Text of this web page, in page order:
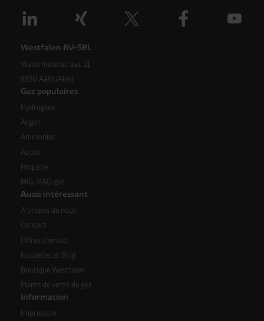
Westfalen BV-SRL
Watermolenstraat 11
9320 Aalst/Alost
Gaz populaires
Hydrogène
Argon
Ammoniac
Azote
Propane
MIG MAG gaz
Aussi intéressant
A propos de nous
Contact
Offres d'emploi
Nouvelles et Blog
Boutique Westfalen
Points de vente de gaz
Information
Impressum